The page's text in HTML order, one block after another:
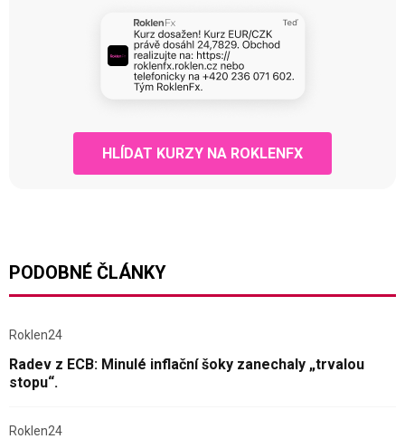
HLÍDAT KURZY NA ROKLENFX
PODOBNÉ ČLÁNKY
Roklen24
Radev z ECB: Minulé inflační šoky zanechaly „trvalou
stopu“.
Roklen24